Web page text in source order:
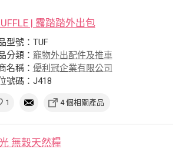
| 露踏踏外出包
型號：TUF
分類： 寵物外出配件及推車
名稱： 優利冠企業有限公司
號碼：J418
1 4 個相關產品
無穀天然糧